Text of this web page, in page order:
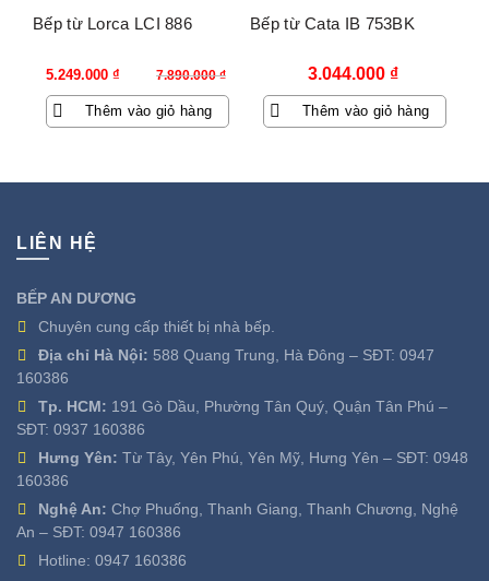
Bếp từ Lorca LCI 886
7.890.000₫
Giá
gốc
là:
5.249.000 ₫
Giá
hiện
tại
Thêm vào giỏ hàng
Bếp từ Cata IB 753BK
3.044.000 ₫
Thêm vào giỏ hàng
LIÊN HỆ
BẾP AN DƯƠNG
Chuyên cung cấp thiết bị nhà bếp.
Địa chỉ Hà Nội: 588 Quang Trung, Hà Đông – SĐT: 0947
160386
Tp. HCM: 191 Gò Dầu, Phường Tân Quý, Quận Tân Phú –
SĐT: 0937 160386
Hưng Yên: Từ Tây, Yên Phú, Yên Mỹ, Hưng Yên – SĐT: 0948
160386
Nghệ An: Chợ Phuống, Thanh Giang, Thanh Chương, Nghệ
An – SĐT: 0947 160386
Hotline: 0947 160386